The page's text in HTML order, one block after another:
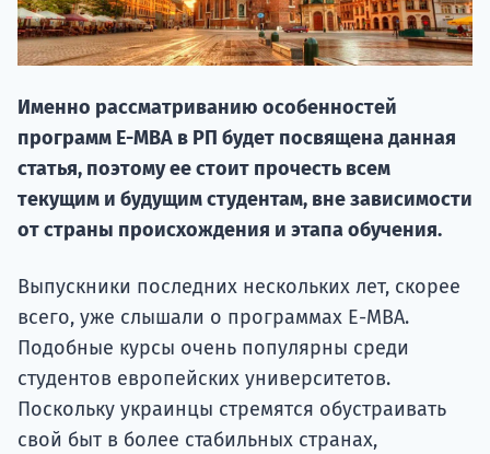
Именно рассматриванию особенностей
программ E-MBA в РП будет посвящена данная
статья, поэтому ее стоит прочесть всем
текущим и будущим студентам, вне зависимости
от страны происхождения и этапа обучения.
Выпускники последних нескольких лет, скорее
всего, уже слышали о программах E-MBA.
Подобные курсы очень популярны среди
студентов европейских университетов.
Поскольку украинцы стремятся обустраивать
свой быт в более стабильных странах,